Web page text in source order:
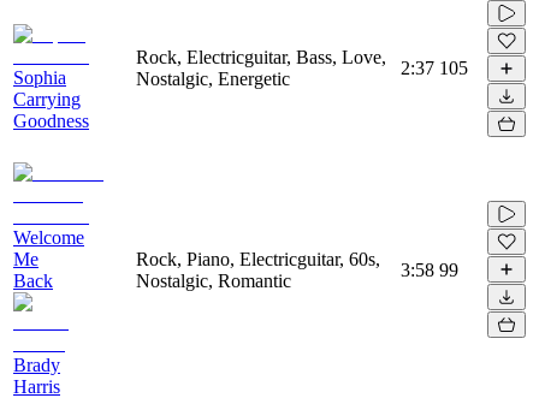
Sophia
Carrying
Goodness
Rock, Electricguitar, Bass, Love,
Nostalgic, Energetic
2:37 105
Welcome
Me
Back
Brady
Harris
Rock, Piano, Electricguitar, 60s,
Nostalgic, Romantic
3:58 99